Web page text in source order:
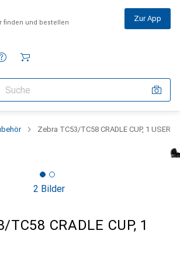
finden und bestellen Zur App
Zebra TC53/TC58 CRADLE CUP, 1 USER
2 Bilder
TC58 CRADLE CUP, 1